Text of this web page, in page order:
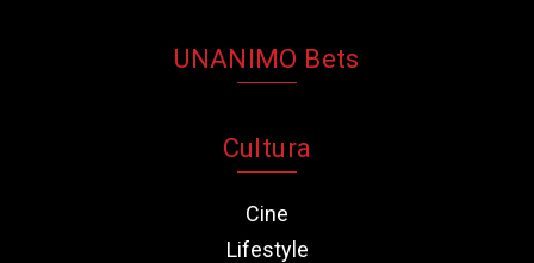
UNANIMO Bets
Cultura
Cine
Lifestyle